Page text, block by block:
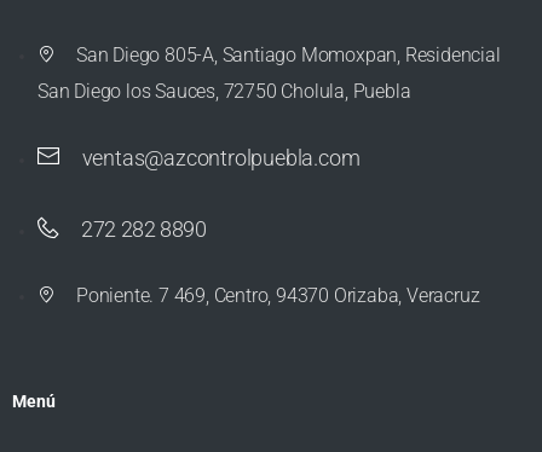
San Diego 805-A, Santiago Momoxpan, Residencial
San Diego los Sauces, 72750 Cholula, Puebla
ventas@azcontrolpuebla.com
272 282 8890
Poniente. 7 469, Centro, 94370 Orizaba, Veracruz
Menú